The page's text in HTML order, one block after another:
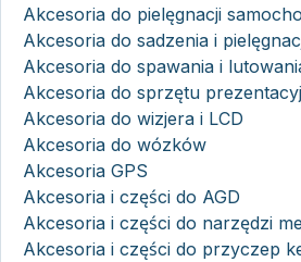
Akcesoria do pielęgnacji
Akcesoria do sadzenia i
Akcesoria do spawania i
Akcesoria do sprzętu
Akcesoria do wizjera i LCD
Akcesoria do wózków
Akcesoria GPS
Akcesoria i części do AGD
Akcesoria i części do narzędzi
Akcesoria i części do przyczep